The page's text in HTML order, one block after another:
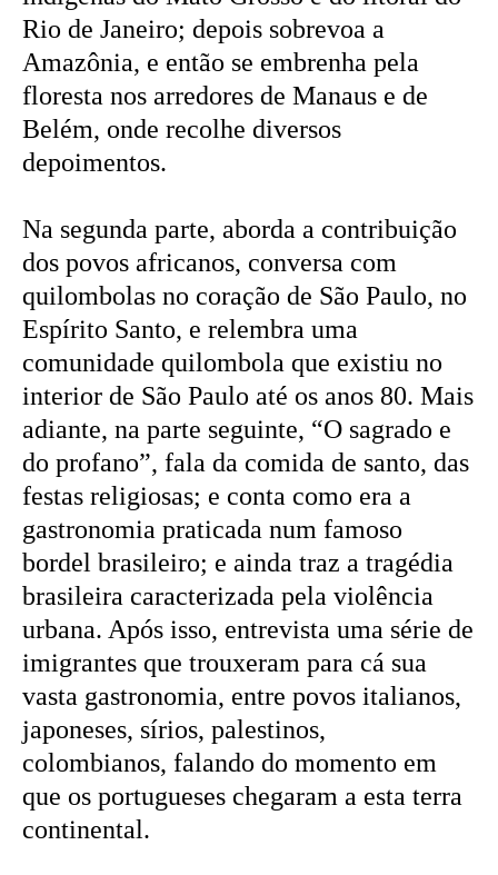
Rio de Janeiro; depois sobrevoa a
Amazônia, e então se embrenha pela
floresta nos arredores de Manaus e de
Belém, onde recolhe diversos
depoimentos.
Na segunda parte, aborda a contribuição
dos povos africanos, conversa com
quilombolas no coração de São Paulo, no
Espírito Santo, e relembra uma
comunidade quilombola que existiu no
interior de São Paulo até os anos 80. Mais
adiante, na parte seguinte, “O sagrado e
do profano”, fala da comida de santo, das
festas religiosas; e conta como era a
gastronomia praticada num famoso
bordel brasileiro; e ainda traz a tragédia
brasileira caracterizada pela violência
urbana. Após isso, entrevista uma série de
imigrantes que trouxeram para cá sua
vasta gastronomia, entre povos italianos,
japoneses, sírios, palestinos,
colombianos, falando do momento em
que os portugueses chegaram a esta terra
continental.